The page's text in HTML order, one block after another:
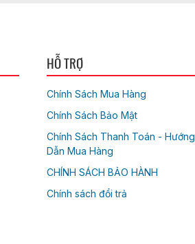
HỖ TRỢ
Chính Sách Mua Hàng
Chính Sách Bảo Mật
Chính Sách Thanh Toán - Hướng
Dẫn Mua Hàng
CHÍNH SÁCH BẢO HÀNH
Chính sách đổi trả